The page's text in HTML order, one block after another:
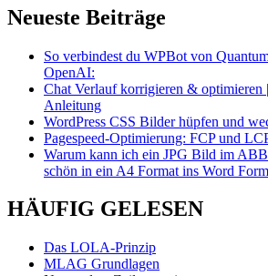
Neueste Beiträge
So verbindest du WPBot von
OpenAI:
Chat Verlauf korrigieren & optimieren
Anleitung
WordPress CSS Bilder hüpfen und
Pagespeed-Optimierung: FCP und
Warum kann ich ein JPG Bild im
schön in ein A4 Format ins Word
HÄUFIG GELESEN
Das LOLA-Prinzip
MLAG Grundlagen